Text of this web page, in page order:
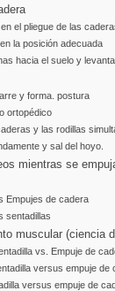
el pliegue de las
la posición adecuada
hacia el suelo y
y forma. postura
ortopédico
y las rodillas
y sal del hoyo.
mientras se
Empujes de cadera
sentadillas
muscular (ciencia
vs. Empuje de
versus empuje de
versus empuje de